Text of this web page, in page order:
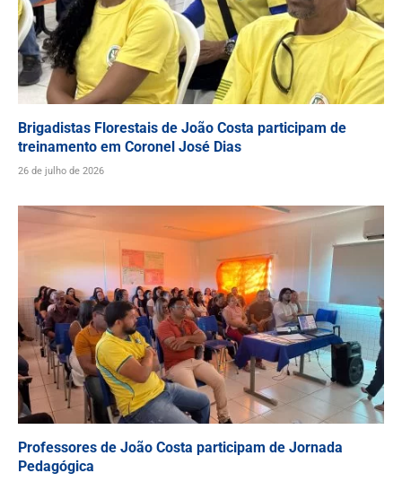
Brigadistas Florestais de João Costa participam de
treinamento em Coronel José Dias
26 de julho de 2026
Professores de João Costa participam de Jornada
Pedagógica